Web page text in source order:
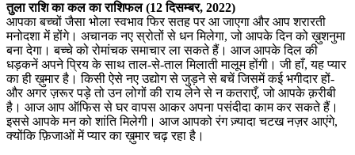
तुला राशि का कल का राशिफल (12 दिसम्बर, 2022)
आपका बच्चों जैसा भोला स्वभाव फिर सतह पर आ जाएगा और आप शरारती
मनोदशा में होंगे। अचानक नए स्रोतों से धन मिलेगा, जो आपके दिन को ख़ुशनुमा
बना देगा। बच्चे को रोमांचक समाचार ला सकते हैं। आज आपके दिल की
धड़कनें अपने प्रिय के साथ ताल-से-ताल मिलाती मालूम होंगी। जी हाँ, यह प्यार
का ही ख़ुमार है। किसी ऐसे नए उद्योग से जुड़ने से बचें जिसमें कई भगीदार हों-
और अगर ज़रूर पड़े तो उन लोगों की राय लेने से न कतराएँ, जो आपके क़रीबी
है। आज आप ऑफिस से घर वापस आकर अपना पसंदीदा काम कर सकते हैं।
इससे आपके मन को शांति मिलेगी। आज आपको रंग ज़्यादा चटख नज़र आएंगे,
क्योंकि फ़िजाओं में प्यार का ख़ुमार चढ़ रहा है।